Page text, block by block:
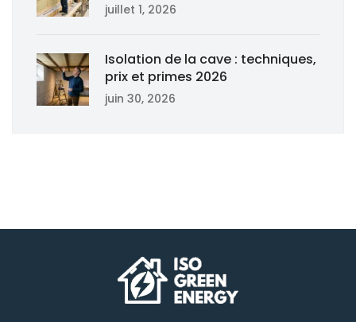
juillet 1, 2026
Isolation de la cave : techniques,
prix et primes 2026
juin 30, 2026